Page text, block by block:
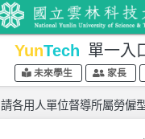
YunTech 單一入
未來學生 家長
請各用人單位督導所屬勞僱型兼任助理確實依實際